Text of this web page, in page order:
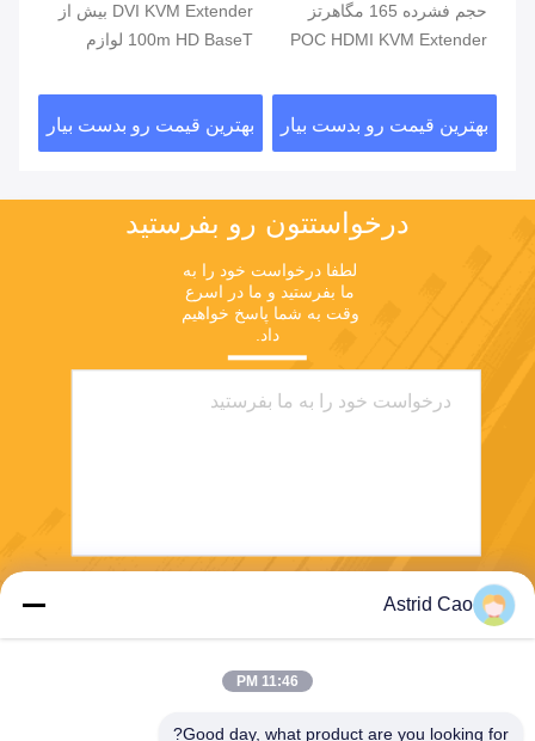
حجم فشرده 165 مگاهرتز
POC HDMI KVM Extender
بهترین قیمت رو بدست بیار
DVI KVM Extender بیش از
100m HD BaseT لوازم
کابل
بهترین قیمت رو بدست بیار
درخواستتون رو بفرستيد
ما بفرستید و ما در اسرع
داد.
Astrid Cao
11:46 PM
Good day, what product are you looking for?